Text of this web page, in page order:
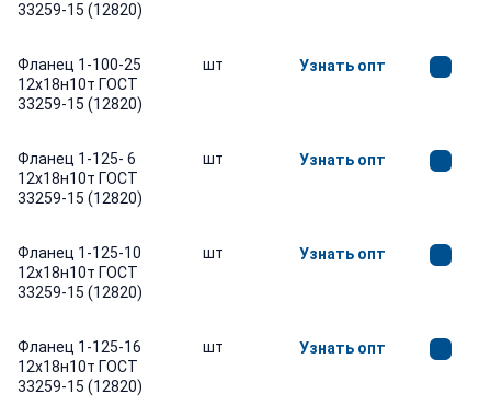
33259-15 (12820)
Фланец 1-100-25
12х18н10т ГОСТ
33259-15 (12820)
шт Узнать опт
Фланец 1-125- 6
12х18н10т ГОСТ
33259-15 (12820)
шт Узнать опт
Фланец 1-125-10
12х18н10т ГОСТ
33259-15 (12820)
шт Узнать опт
Фланец 1-125-16
12х18н10т ГОСТ
33259-15 (12820)
шт Узнать опт